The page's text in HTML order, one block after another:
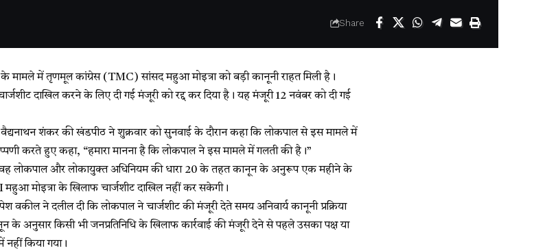
Share
में तृणमूल कांग्रेस (TMC) सांसद महुआ मोइत्रा को बड़ी कानूनी राहत मिली है।
दाखिल करने के लिए दी गई मंजूरी को रद्द कर दिया है। यह मंजूरी 12 नवंबर को दी गई
शंकर की खंडपीठ ने शुक्रवार को सुनवाई के दौरान कहा कि लोकपाल से इस मामले में
करते हुए कहा, “हमारा मानना है कि लोकपाल ने इस मामले में गलती की है।”
वह लोकपाल और लोकायुक्त अधिनियम की धारा 20 के तहत कानून के अनुरूप एक महीने के
मोइत्रा के खिलाफ चार्जशीट दाखिल नहीं कर सकेगी।
वकील ने दलील दी कि लोकपाल ने चार्जशीट की मंजूरी देते समय अनिवार्य कानूनी प्रक्रिया
के अनुसार किसी भी जनप्रतिनिधि के खिलाफ कार्रवाई की मंजूरी देने से पहले उसका पक्ष या
नहीं किया गया।